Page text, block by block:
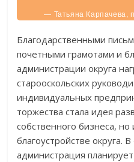
— Татьяна Карпачева,
депутатов.
Благодарственными
почетными грамотами и
администрации округа
старооскольских
индивидуальных
торжества стала идея
собственного бизнеса, но
благоустройстве округа.
администрация